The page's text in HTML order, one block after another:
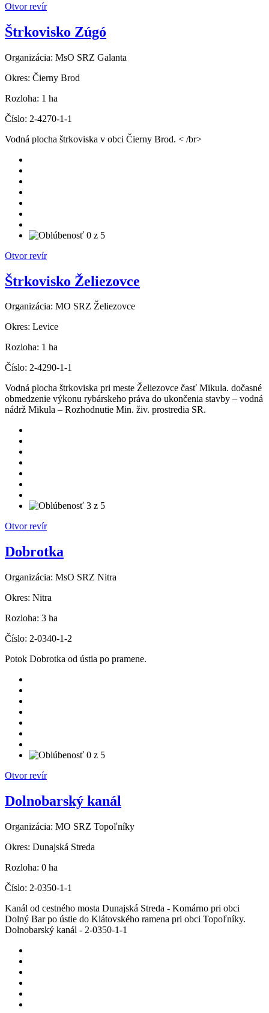
Otvor revír
Štrkovisko Zúgó
Organizácia: MsO SRZ Galanta
Okres: Čierny Brod
Rozloha: 1 ha
Číslo: 2-4270-1-1
Vodná plocha štrkoviska v obci Čierny Brod. < /br>
Otvor revír
Štrkovisko Želiezovce
Organizácia: MO SRZ Želiezovce
Okres: Levice
Rozloha: 1 ha
Číslo: 2-4290-1-1
Vodná plocha štrkoviska pri meste Želiezovce časť Mikula. dočasné
obmedzenie výkonu rybárskeho práva do ukončenia stavby – vodná
nádrž Mikula – Rozhodnutie Min. živ. prostredia SR.
Otvor revír
Dobrotka
Organizácia: MsO SRZ Nitra
Okres: Nitra
Rozloha: 3 ha
Číslo: 2-0340-1-2
Potok Dobrotka od ústia po pramene.
Otvor revír
Dolnobarský kanál
Organizácia: MO SRZ Topoľníky
Okres: Dunajská Streda
Rozloha: 0 ha
Číslo: 2-0350-1-1
Kanál od cestného mosta Dunajská Streda - Komárno pri obci
Dolný Bar po ústie do Klátovského ramena pri obci Topoľníky.
Dolnobarský kanál - 2-0350-1-1